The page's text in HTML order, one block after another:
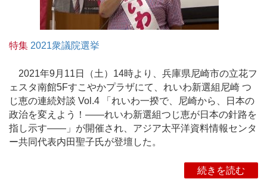
特集 2021衆議院選挙
2021年9月11日（土）14時より、兵庫県尼崎市の立花フ
ェスタ南館5Fすこやかプラザにて、れいわ新選組尼崎 つ
じ恵の連続対談 Vol.4 「れいわ一揆で、尼崎から、日本の
政治を変えよう！――れいわ新選組つじ恵が日本の針路を
指し示す――」が開催され、アジア太平洋資料情報センタ
ー共同代表内田聖子氏が登壇した。
続きを読む